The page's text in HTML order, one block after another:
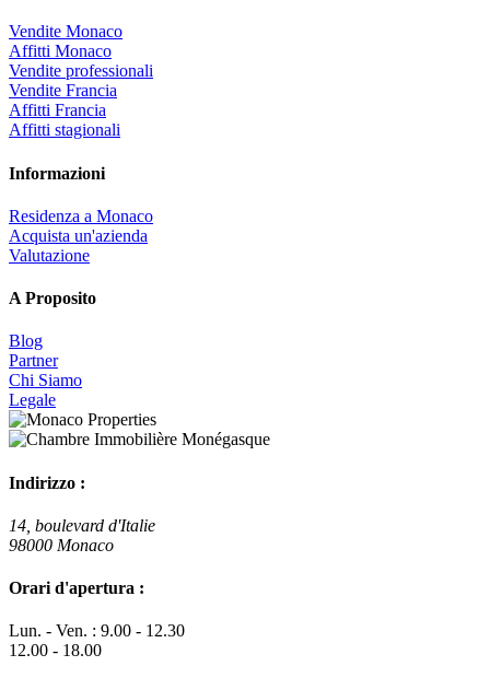
Vendite Monaco
Affitti Monaco
Vendite professionali
Vendite Francia
Affitti Francia
Affitti stagionali
Informazioni
Residenza a Monaco
Acquista un'azienda
Valutazione
A Proposito
Blog
Partner
Chi Siamo
Legale
Indirizzo :
14, boulevard d'Italie
98000 Monaco
Orari d'apertura :
Lun. - Ven. : 9.00 - 12.30
12.00 - 18.00